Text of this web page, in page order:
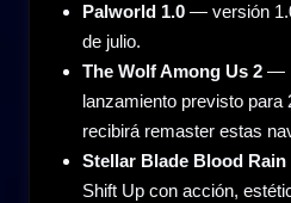
Palworld 1.0 — versión
de julio.
The Wolf Among Us 2 —
lanzamiento previsto para
recibirá remaster estas
Stellar Blade Blood Rain
Shift Up con acción,